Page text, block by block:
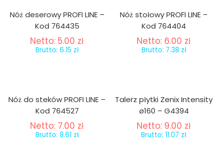
Nóż deserowy PROFI LINE –
Kod 764435
Netto: 5.00 zł
Brutto: 6.15 zł
Nóż stołowy PROFI LINE –
Kod 764404
Netto: 6.00 zł
Brutto: 7.38 zł
Nóż do steków PROFI LINE –
Kod 764527
Netto: 7.00 zł
Brutto: 8.61 zł
Talerz płytki Zenix Intensity
ø160 – G4394
Netto: 9.00 zł
Brutto:11.07 zł